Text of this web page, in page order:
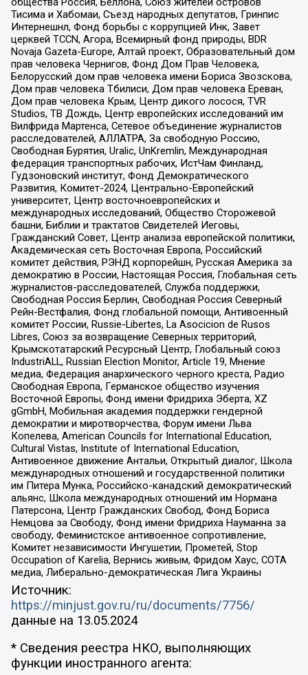
Тисима и Хабомаи, Съезд народных депутатов, Гринпис
Интернешнл, Фонд борьбы с коррупцией Инк, Завет
церквей TCCN, Агора, Всемирный фонд природы, BDR
Novaja Gazeta-Europe, Алтай проект, Образовательный дом
прав человека Чернигов, Фонд Дом Прав Человека,
Белорусский дом прав человека имени Бориса Звозскова,
Дом прав человека Тбилиси, Дом прав человека Ереван,
Дом прав человека Крым, Центр дикого лосося, TVR
Studios, ТВ Дождь, Центр европейских исследований им
Вилфрида Мартенса, Сетевое объединение журналистов
расследователей, АЛЛАТРА, За свободную Россию,
Свободная Бурятия, Uralic, UnKremlin, Международная
федерация транспортных рабочих, ИстЧам Финланд,
Гудзоновский институт, Фонд Демократического
Развития, Комитет-2024, Центрально-Европейский
университет, Центр восточноевропейских и
международных исследований, Общество Сторожевой
башни, Библии и трактатов Свидетелей Иеговы,
Гражданский Совет, Центр анализа европейской политики,
Академическая сеть Восточная Европа, Российский
комитет действия, РЭНД корпорейшн, Русская Америка за
демократию в России, Настоящая Россия, Глобальная сеть
журналистов-расследователей, Служба поддержки,
Свободная Россия Берлин, Свободная Россия Северный
Рейн-Вестфалия, Фонд глобальной помощи, Антивоенный
комитет России, Russie-Libertes, La Asocicion de Rusos
Libres, Союз за возвращение Северных территорий,
Крымскотатарский Ресурсный Центр, Глобальный союз
IndustriALL, Russian Election Monitor, Article 19, Мнение
медиа, Федерация анархического черного креста, Радио
Свободная Европа, Германское общество изучения
Восточной Европы, Фонд имени Фридриха Эберта, XZ
gGmbH, Мобильная академия поддержки гендерной
демократии и миротворчества, Форум имени Льва
Копелева, American Councils for International Education,
Cultural Vistas, Institute of International Education,
Антивоенное движение Антальи, Открытый диалог, Школа
международных отношений и государственной политики
им Питера Мунка, Российско-канадский демократический
альянс, Школа международных отношений им Нормана
Патерсона, Центр Гражданских Свобод, Фонд Бориса
Немцова за Свободу, Фонд имени Фридриха Науманна за
свободу, Феминистское антивоенное сопротивление,
Комитет независимости Ингушетии, Прометей, Stop
Occupation of Karelia, Вернись живым, Фридом Хаус, СОТА
медиа, Либерально-демократическая Лига Украины
Источник:
https://minjust.gov.ru/ru/documents/7756/
данные на 13.05.2024
* Сведения реестра НКО, выполняющих
функции иностранного агента: